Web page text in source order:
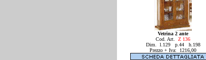
Vetrina 2 ante
Cod. Art. Z 136
Dim. l.129 p.44 h.198
Prezzo + Iva: 1216,00